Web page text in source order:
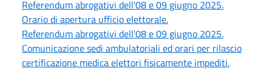
Referendum abrogativi dell'08 e 09 giugno 2025.
Orario di apertura ufficio elettorale.
Referendum abrogativi dell'08 e 09 giugno 2025.
Comunicazione sedi ambulatoriali ed orari per rilascio
certificazione medica elettori fisicamente impediti.